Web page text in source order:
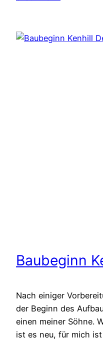
Baubeginn
Nach einiger
der Beginn des
einen meiner Söhne.
ist es neu, für mich